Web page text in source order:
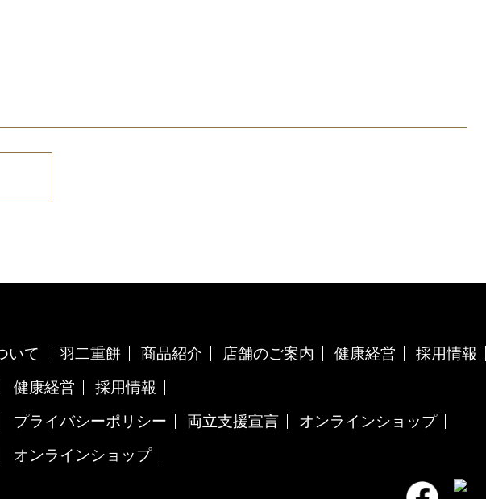
いて 羽二重餅 商品紹介 店舗のご案内 健康経営
採用情報
健康経営
採用情報
プライバシーポリシー 両立支援宣言
オンラインショップ
オンラインショップ